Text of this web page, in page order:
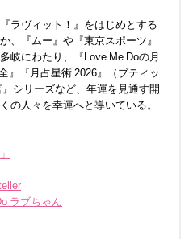
ラヴィット！』をはじめとする
、『ムー』や『東京スポーツ』
岐にわたり、『Love Me Doの月
』『月占星術 2026』（ブティッ
シリーズなど、年運を見通す開
の人々を幸運へと導いている。
ラブちゃん